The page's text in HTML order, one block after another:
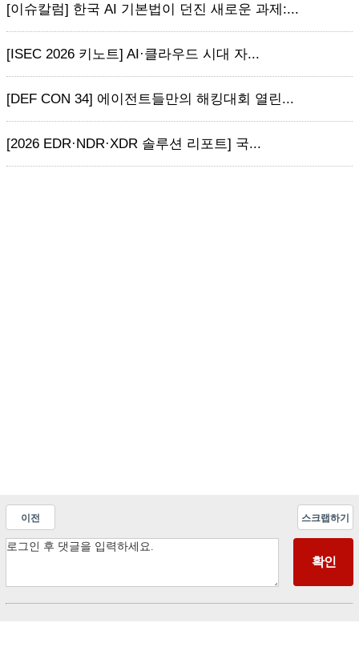
[이슈칼럼] 한국 AI 기본법이 던진 새로운 과제:...
[ISEC 2026 키노트] AI·클라우드 시대 자...
[DEF CON 34] 에이전트들만의 해킹대회 열린...
[2026 EDR·NDR·XDR 솔루션 리포트] 국...
이전 스크랩하기